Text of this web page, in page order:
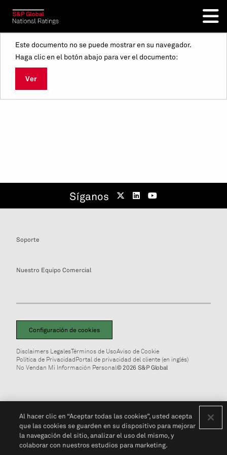
Este documento no se puede mostrar en su navegador.
Haga clic en el botón abajo para ver el documento:
Ver
Síganos
Soporte
Nuestro Equipo Comercial
Configuración de cookies
Disclaimers LegalesTérminos de UsoAviso de Cookie
Política de PrivacidadPortal de privacidad del cliente (en inglés)
No Vendan Mi Información Personal© 2026 S&P Global
Al hacer clic en “Aceptar todas las cookies”, usted acepta
que las cookies se guarden en su dispositivo para mejorar
la navegación del sitio, analizar el uso del mismo, y
colaborar con nuestros estudios para marketing.